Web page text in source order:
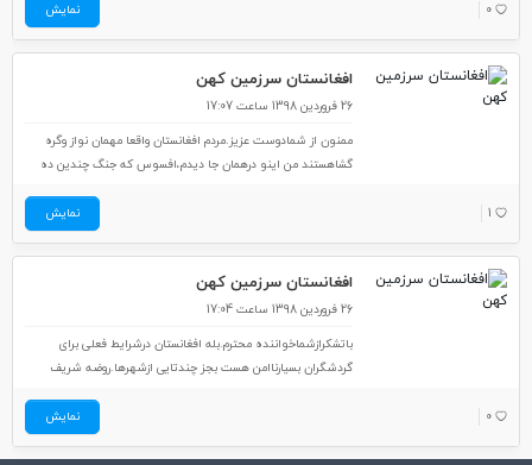
0 نمایش
افغانستان سرزمین کهن
26 فروردین 1398 ساعت 17:07
ممنون از شمادوست عزیز.مردم افغانستان واقعا مهمان نواز وگره
گشاهستند من اینو درهمان جا دیدم،افسوس که جنگ چندین ده
1
نمایش
افغانستان سرزمین کهن
26 فروردین 1398 ساعت 17:04
باتشکرازشماخواننده محترم.بله افغانستان درشرایط فعلی برای
گردشگران بسیارناامن هست بجز چندتایی ازشهرها.روضه شریف
0 نمایش